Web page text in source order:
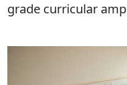
grade curricular